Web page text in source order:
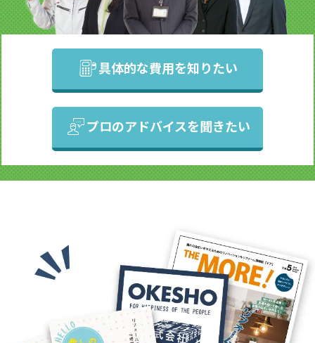
具体的な費用を知りたい
プロのアドバイスを聞きたい